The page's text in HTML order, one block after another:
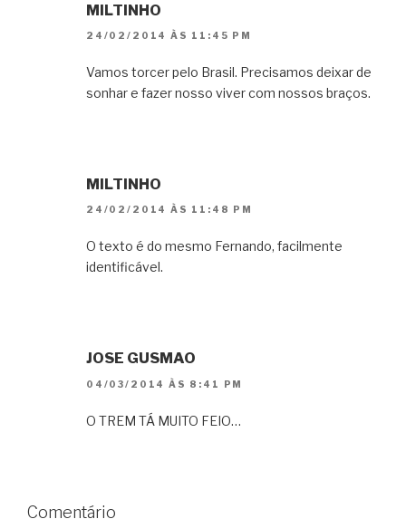
MILTINHO
24/02/2014 ÀS 11:45 PM
Vamos torcer pelo Brasil. Precisamos deixar de
sonhar e fazer nosso viver com nossos braços.
MILTINHO
24/02/2014 ÀS 11:48 PM
O texto é do mesmo Fernando, facilmente
identificável.
JOSE GUSMAO
04/03/2014 ÀS 8:41 PM
O TREM TÁ MUITO FEIO…
Comentário